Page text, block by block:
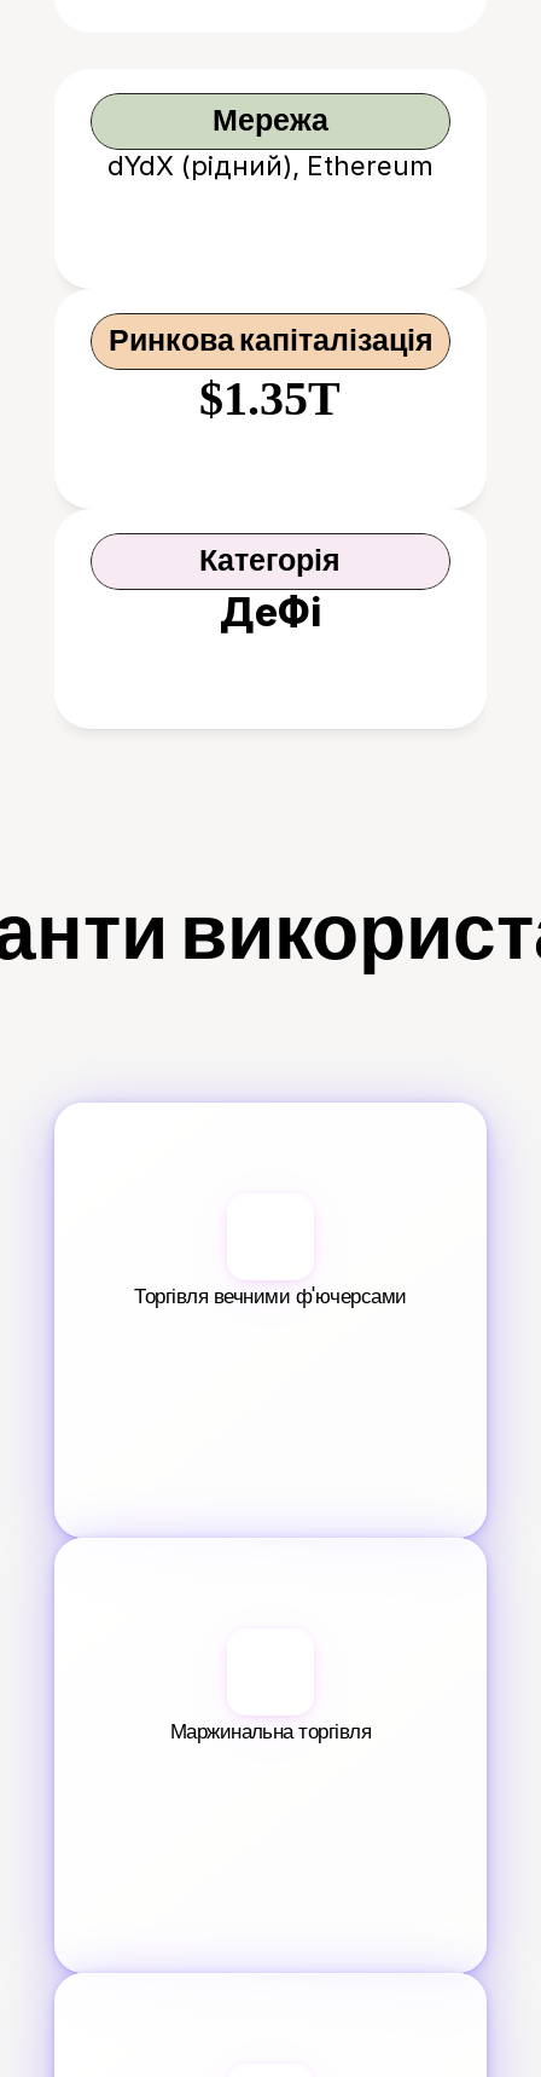
Мережа
dYdX (рідний), Ethereum
Ринкова капіталізація
$1.35T
Категорія
ДеФі
Торгівля вечними ф'ючерсами
Маржинальна торгівля